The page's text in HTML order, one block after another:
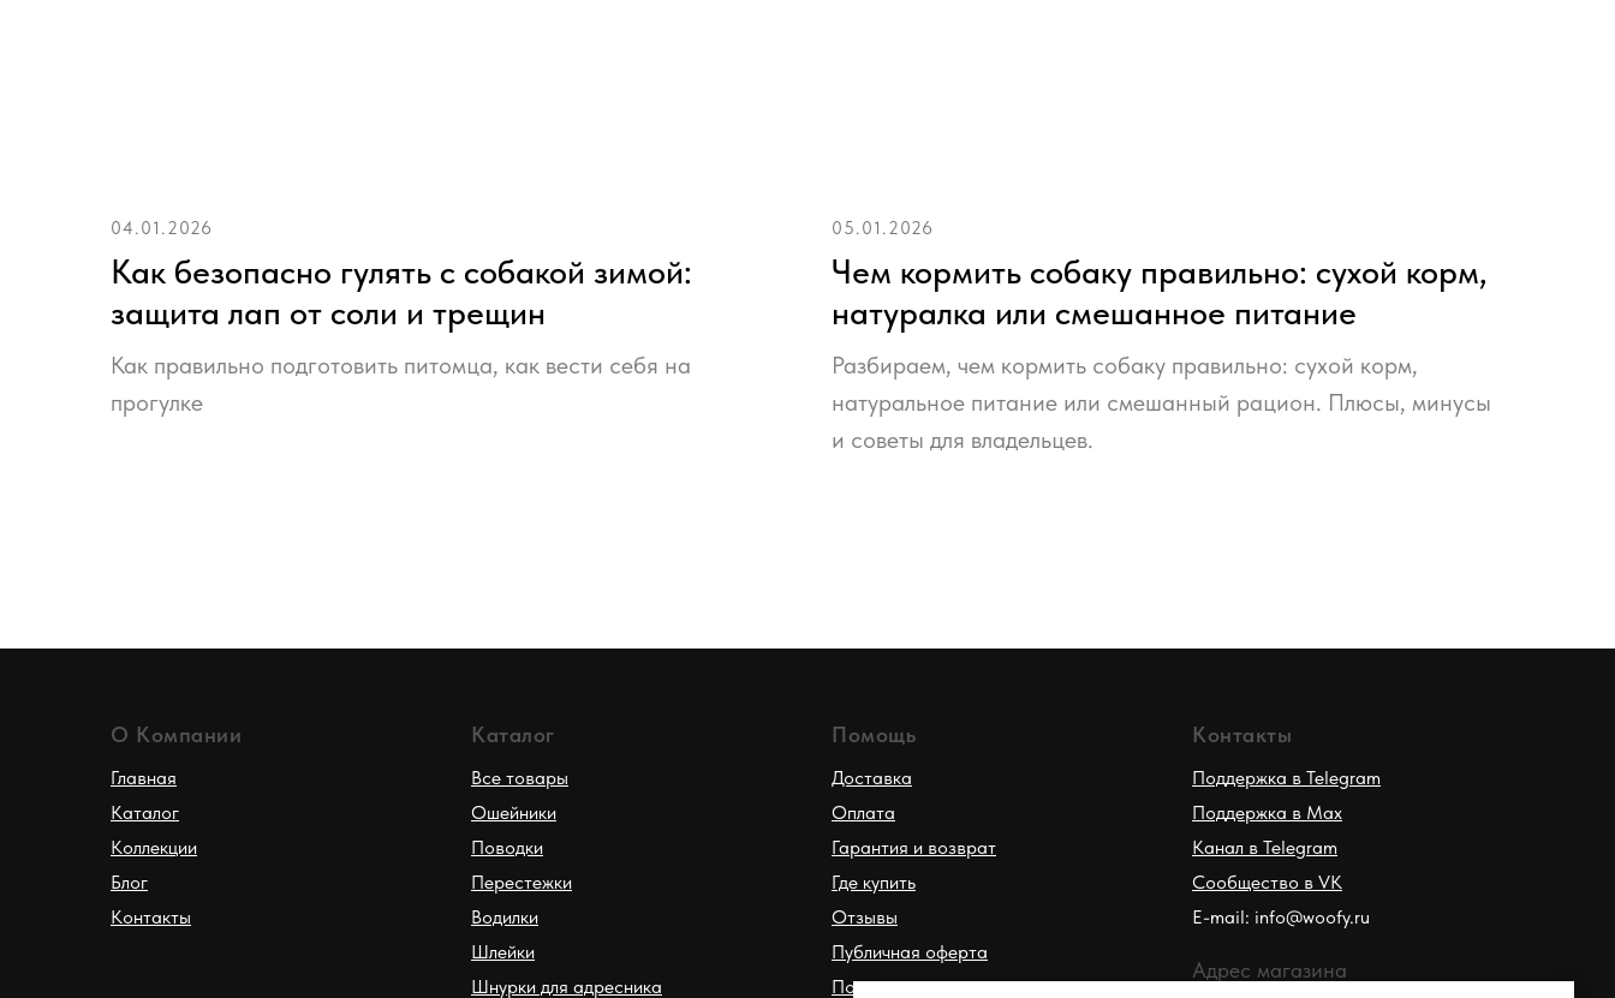
04.01.2026
Как безопасно гулять с собакой зимой:
защита лап от соли и трещин
Как правильно подготовить питомца, как вести себя на
прогулке
05.01.2026
Чем кормить собаку правильно: сухой корм,
натуралка или смешанное питание
Разбираем, чем кормить собаку правильно: сухой корм,
натуральное питание или смешанный рацион. Плюсы, минусы
и советы для владельцев.
О Компании
Главная
Каталог
Коллекции
Блог
Контакты
Каталог
Все товары
Ошейники
Поводки
Перестежки
Водилки
Шлейки
Шнурки для адресника
Помощь
Доставка
Оплата
Гарантия и возврат
Где купить
Отзывы
Публичная оферта
Политика
Контакты
Поддержка в Telegram
Поддержка в Max
Канал в Telegram
Сообщество в VK
E-mail: info@woofy.ru
Адрес магазина